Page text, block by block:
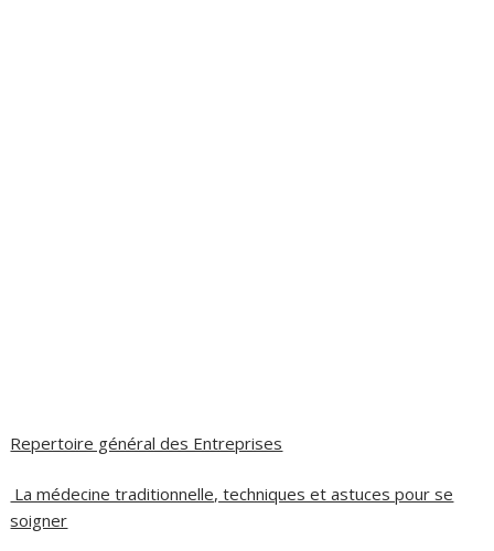
Repertoire général des Entreprises
La médecine traditionnelle, techniques et astuces pour se
soigner